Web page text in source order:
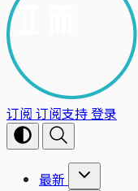
订阅 订阅支持登录
最新